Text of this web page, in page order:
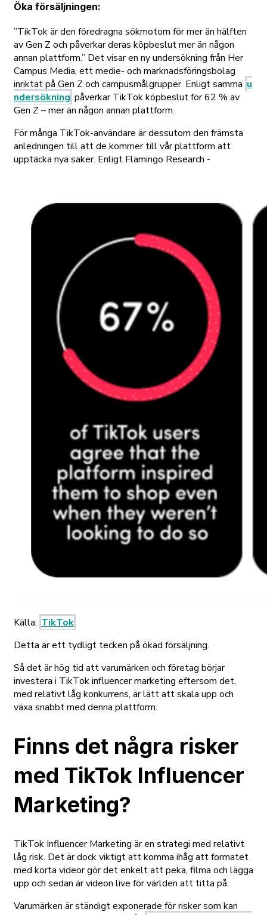
Öka försäljningen:
”TikTok är den föredragna sökmotorn för mer än hälften
av Gen Z och påverkar deras köpbeslut mer än någon
annan plattform.” Det visar en ny undersökning från Her
Campus Media, ett medie- och marknadsföringsbolag
inriktat på Gen Z och campusmålgrupper. Enligt samma u
ndersökning påverkar TikTok köpbeslut för 62 % av
Gen Z – mer än någon annan plattform.
För många TikTok-användare är dessutom den främsta
anledningen till att de kommer till vår plattform att
upptäcka nya saker. Enligt Flamingo Research -
Källa: TikTok
Detta är ett tydligt tecken på ökad försäljning.
Så det är hög tid att varumärken och företag börjar
investera i TikTok influencer marketing eftersom det,
med relativt låg konkurrens, är lätt att skala upp och
växa snabbt med denna plattform.
Finns det några risker
med TikTok Influencer
Marketing?
TikTok Influencer Marketing är en strategi med relativt
låg risk. Det är dock viktigt att komma ihåg att formatet
med korta videor gör det enkelt att peka, filma och lägga
upp och sedan är videon live för världen att titta på.
Varumärken är ständigt exponerade för risker som kan